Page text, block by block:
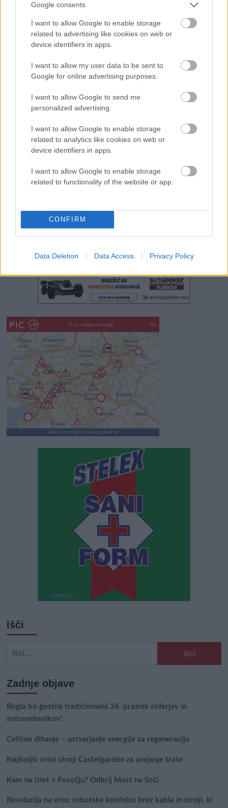
Google consents
I want to allow Google to enable storage
related to advertising like cookies on web or
device identifiers in apps.
I want to allow my user data to be sent to
Google for online advertising purposes.
I want to allow Google to send me
personalized advertising.
I want to allow Google to enable storage
related to analytics like cookies on web or
device identifiers in apps.
I want to allow Google to enable storage
related to functionality of the website or app.
CONFIRM
Data Deletion Data Access Privacy Policy
Rogla bo gostila tradicionalni 34. praznik šoferjev in
Celično dihanje – ustvarjanje energije za regeneracijo
Kam na izlet v Posočju? Odkrij Most na Soči
Revolucija na vrtu: robotske kosilnice brez kabla in stroji, ki
SLO - stanje na cestah 30s
klikni za vstop na www.promet.si
Išči
Zadnje objave
Rogla bo gostila tradicionalni 34. praznik šoferjev in
avtomehanikov!
Celično dihanje – ustvarjanje energije za regeneracijo
Najboljši vrtni stroji Castelgarden za urejanje trate
Kam na izlet v Posočju? Odkrij Most na Soči
Revolucija na vrtu: robotske kosilnice brez kabla in stroji, ki